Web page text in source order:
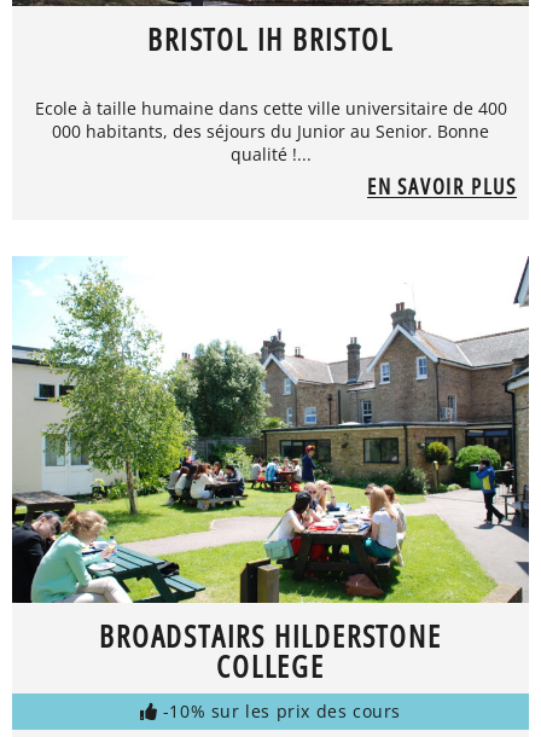
BRISTOL IH BRISTOL
Ecole à taille humaine dans cette ville universitaire de 400
000 habitants, des séjours du Junior au Senior. Bonne
qualité !...
EN SAVOIR PLUS
BROADSTAIRS HILDERSTONE
COLLEGE
-10% sur les prix des cours